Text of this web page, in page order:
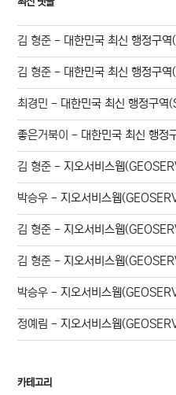
김 형준 - 대한민국 최신 행정구
김 형준 - 대한민국 최신 행정구
최경민 - 대한민국 최신 행정구역
좋은거북이 - 대한민국 최신 행정
김 형준 -지오서비스웹
박승우 -지오서비스웹
김 형준 -지오서비스웹
김 형준 -지오서비스웹
박승우 -지오서비스웹
정예림 -지오서비스웹
카테고리